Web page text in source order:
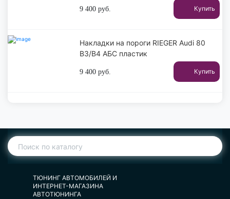
9 400 руб. Купить
Накладки на пороги RIEGER Audi 80
B3/B4 АБС пластик
9 400 руб. Купить
ТЮНИНГ АВТОМОБИЛЕЙ И
ИНТЕРНЕТ-МАГАЗИНА
АВТОТЮНИНГА